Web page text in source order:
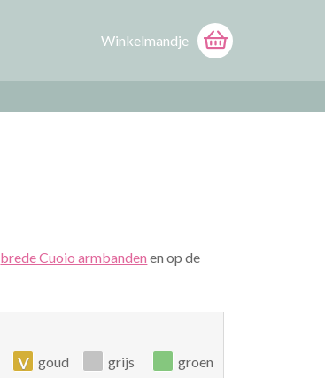
Winkelmandje
brede Cuoio armbanden en op de
v goud grijs
groen